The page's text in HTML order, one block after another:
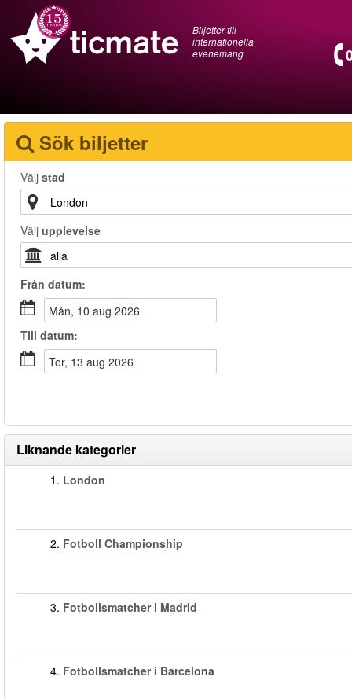
Biljetter till
internationella
evenemang
Sök biljetter
Välj stad
Välj upplevelse
Från datum:
mån, 10 aug 2026
Till datum:
tor, 13 aug 2026
Liknande kategorier
1. London
2. Fotboll Championship
3. Fotbollsmatcher i Madrid
4. Fotbollsmatcher i Barcelona